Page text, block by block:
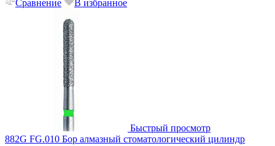
Сравнение
В избранное
Быстрый просмотр
882G FG.010 Бор алмазный стоматологический цилиндр